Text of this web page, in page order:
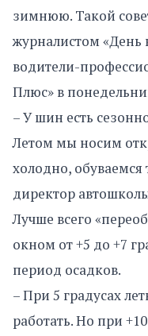
зимнюю. Такой
журналистом «День
водители-
Плюс» в
– У шин есть
Летом мы носим
холодно, обуваемся
директор
Лучше всего
окном от +5 до +7
период осадков.
– При 5 градусах
работать. Но при